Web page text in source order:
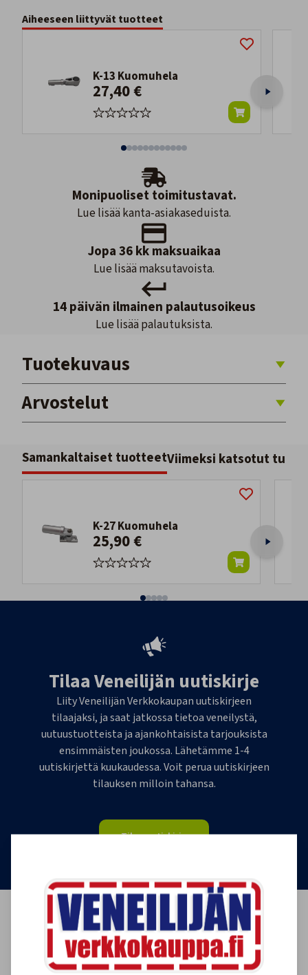
Aiheeseen liittyvät tuotteet
K-13 Kuomuhela
27,40 €
Monipuoliset toimitustavat.
Lue lisää kanta-asiakaseduista.
Jopa 36 kk maksuaikaa
Lue lisää maksutavoista.
14 päivän ilmainen palautusoikeus
Lue lisää palautuksista.
Tuotekuvaus
Arvostelut
Samankaltaiset tuotteetViimeksi katsotut
K-27 Kuomuhela
25,90 €
Tilaa Veneilijän uutiskirje
Liity Veneilijän Verkkokaupan uutiskirjeen
tilaajaksi, ja saat jatkossa tietoa veneilystä,
uutuustuotteista ja ajankohtaisista tarjouksista
ensimmäisten joukossa. Lähetämme 1-4
uutiskirjettä kuukaudessa. Voit perua uutiskirjeen
tilauksen milloin tahansa.
Tilaa uutiskirje